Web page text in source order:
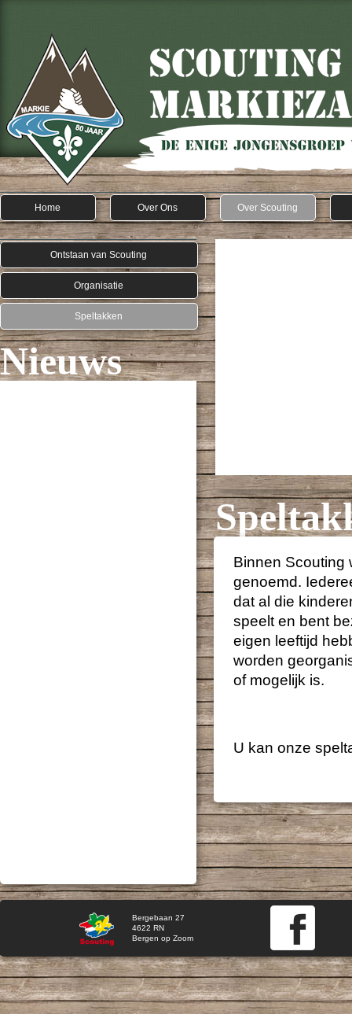
Home Over Ons Over Scouting
Ontstaan van Scouting
Organisatie
Speltakken
Nieuws
Binnen Scouting
genoemd.
dat al die
speelt en bent
eigen leeftijd
worden
of mogelijk is.
U kan onze
Bergebaan 27
4622 RN
Bergen op Zoom